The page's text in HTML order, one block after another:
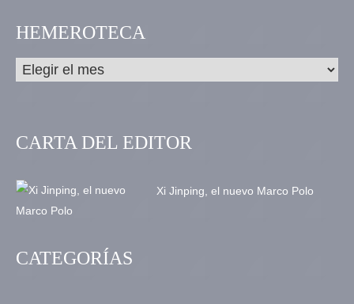
HEMEROTECA
CARTA DEL EDITOR
Xi Jinping, el nuevo Marco Polo
CATEGORÍAS